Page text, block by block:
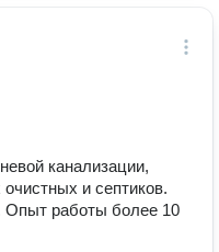
канализации,
и септиков.
работы более 10